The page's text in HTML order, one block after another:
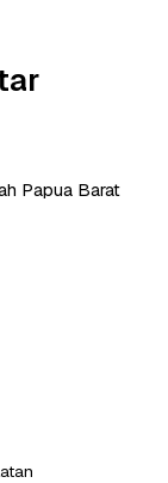
Papua Barat